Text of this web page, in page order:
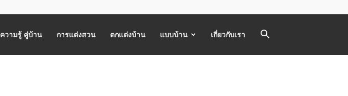
ความรู้ คู่บ้าน การแต่งสวน ตกแต่งบ้าน แบบบ้าน เกี่ยวกับเรา